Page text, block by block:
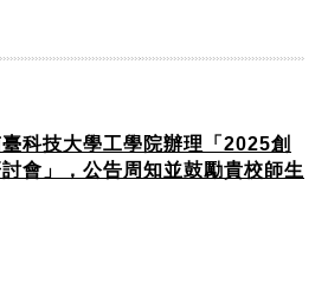
科技大學工學院辦理「2025創
會」，公告周知並鼓勵貴校師生